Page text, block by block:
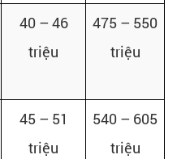
40 – 46
triệu
475 – 550
triệu
45 – 51
triệu
540 – 605
triệu